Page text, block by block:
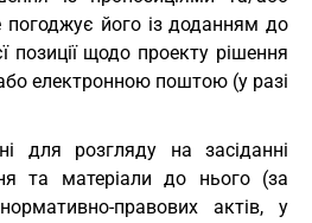
його із доданням до
позиції щодо проекту рішення
електронною поштою (у разі
для розгляду на засіданні
та матеріали до нього (за
правових актів, у